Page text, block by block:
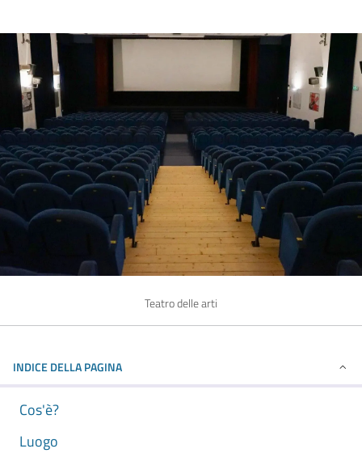
Teatro delle arti
INDICE DELLA PAGINA
Cos'è?
Luogo